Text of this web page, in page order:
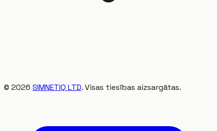
© 2026 SIMNETIQ LTD. Visas tiesības aizsargātas.